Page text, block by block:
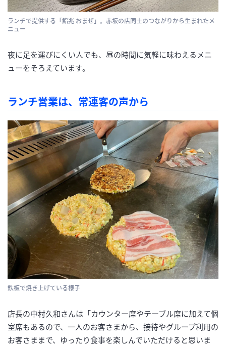
ランチで提供する「鮨兆 おまぜ」。赤坂の店同士のつながりから生まれたメ
ニュー
夜に足を運びにくい人でも、昼の時間に気軽に味わえるメニ
ューをそろえています。
ランチ営業は、常連客の声から
鉄板で焼き上げている様子
店長の中村久和さんは「カウンター席やテーブル席に加えて個
室席もあるので、一人のお客さまから、接待やグループ利用の
お客さままで、ゆったり食事を楽しんでいただけると思いま